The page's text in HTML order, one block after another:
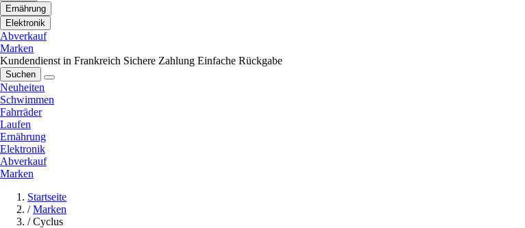
Ernährung
Elektronik
Abverkauf
Marken
Kundendienst in Frankreich Sichere Zahlung Einfache Rückgabe
Suchen
Neuheiten
Schwimmen
Fahrräder
Laufen
Ernährung
Elektronik
Abverkauf
Marken
Startseite
/ Marken
/ Cyclus